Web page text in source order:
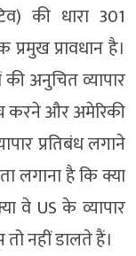
की धारा 301
प्रावधान है।
अनुचित व्यापार
करने और अमेरिकी
प्रतिबंध लगाने
लगाना है कि क्या
वे US के व्यापार
नहीं डालते हैं।